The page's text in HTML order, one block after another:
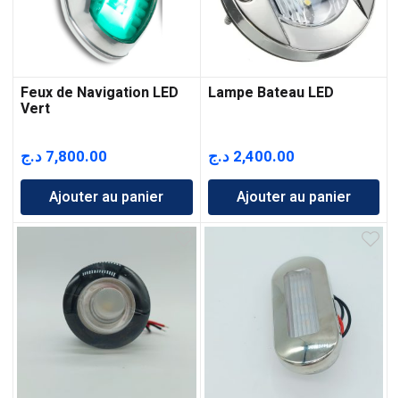
Feux de Navigation LED
Vert
7,800.00 د.ج
Ajouter au panier
Lampe Bateau LED
2,400.00 د.ج
Ajouter au panier